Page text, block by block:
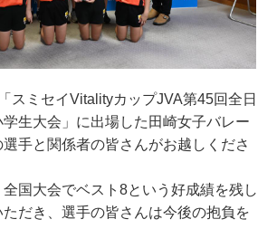
スミセイVitalityカップJVA第45回全日
生大会」に出場した田崎女子バレー
手と関係者の皆さんがお越しくださ
国大会でベスト8という好成績を残し
だき、選手の皆さんは今後の抱負を